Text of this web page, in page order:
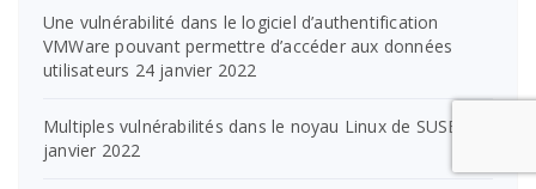
Une vulnérabilité dans le logiciel d’authentification
VMWare pouvant permettre d’accéder aux données
utilisateurs 24 janvier 2022
Multiples vulnérabilités dans le noyau Linux de SUSE
janvier 2022